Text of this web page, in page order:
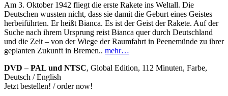
Am 3. Oktober 1942 fliegt die erste Rakete ins Weltall. Die
Deutschen wussten nicht, dass sie damit die Geburt eines Geistes
herbeiführten. Er heißt Bianca. Es ist der Geist der Rakete. Auf der
Suche nach ihrem Ursprung reist Bianca quer durch Deutschland
und die Zeit – von der Wiege der Raumfahrt in Peenemünde zu ihrer
geplanten Zukunft in Bremen.. mehr…
DVD – PAL und NTSC, Global Edition, 112 Minuten, Farbe,
Deutsch / English
Jetzt bestellen! / order now!